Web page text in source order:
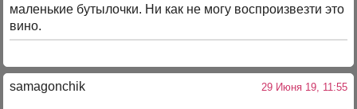
маленькие бутылочки. Ни как не могу воспроизвезти это
вино.
samagonchik 29 Июня 19, 11:55